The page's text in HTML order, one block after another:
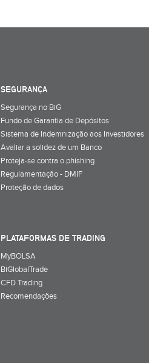
SEGURANÇA
Segurança no BiG
Fundo de Garantia de Depósitos
Sistema de Indemnização aos Investidores
Avaliar a solidez de um Banco
Proteja-se contra o phishing
Regulamentação - DMIF
Proteção de dados
PLATAFORMAS DE TRADING
MyBOLSA
BiGlobalTrade
CFD Trading
Recomendações